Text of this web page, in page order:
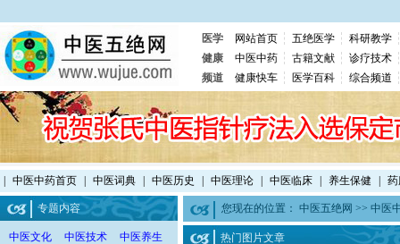
医学 网站首页 五绝医学
科研教学
健康
中医中药 古籍文献
诊疗技术
频道
健康快车 医学百科 综合频道
中医中药首页 中医词典 中医历史 中医理论 中医临床 养生保健
专题内容
中医文化 中医技术
中医养生
您现在的位置： 中医五绝网 >> 中医
热门图片文章